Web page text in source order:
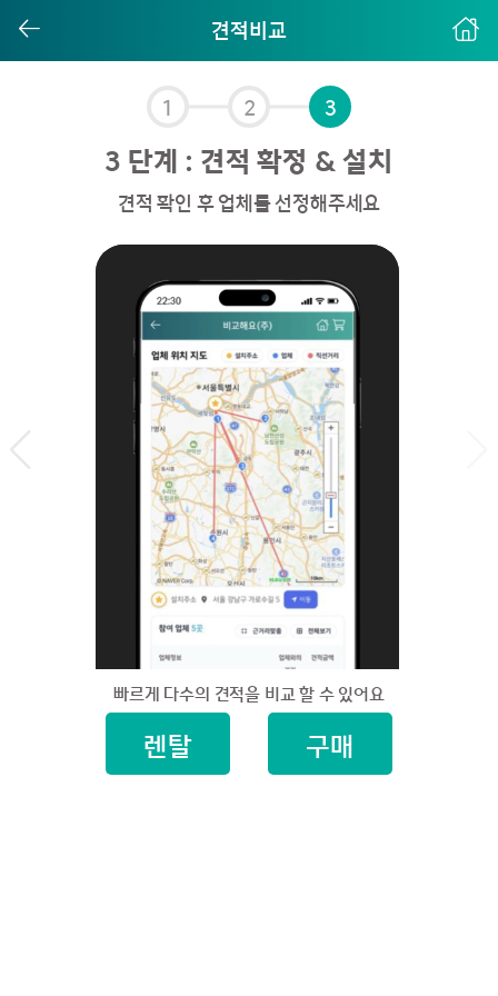
견적비교
1 2 3
3 단계 : 견적 확정 & 설치
견적 확인 후 업체를 선정해주세요
빠르게 다수의 견적을 비교 할 수 있어요
렌탈 구매